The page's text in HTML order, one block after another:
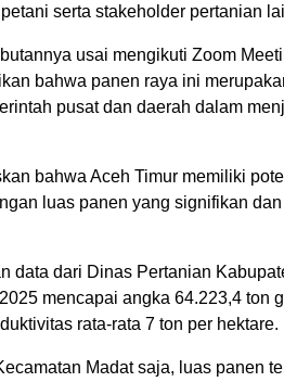
serta stakeholder pertanian
usai mengikuti Zoom
bahwa panen raya ini
pusat dan daerah dalam
bahwa Aceh Timur memiliki
luas panen yang signifikan
data dari Dinas Pertanian
mencapai angka 64.223,4 ton
rata-rata 7 ton per hektare.
Madat saja, luas panen